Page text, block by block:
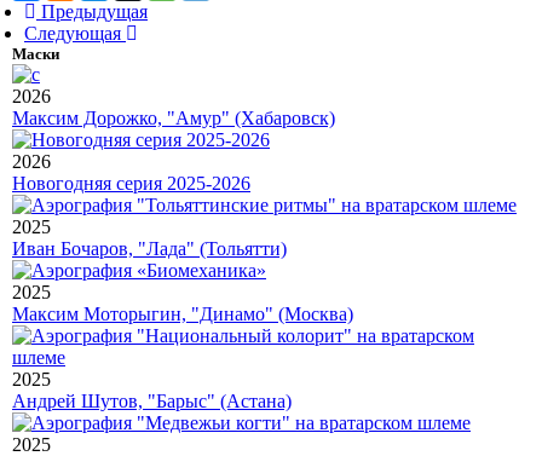
Предыдущая
Следующая
Маски
2026
Максим Дорожко, "Амур" (Хабаровск)
2026
Новогодняя серия 2025-2026
2025
Иван Бочаров, "Лада" (Тольятти)
2025
Максим Моторыгин, "Динамо" (Москва)
2025
Андрей Шутов, "Барыс" (Астана)
2025